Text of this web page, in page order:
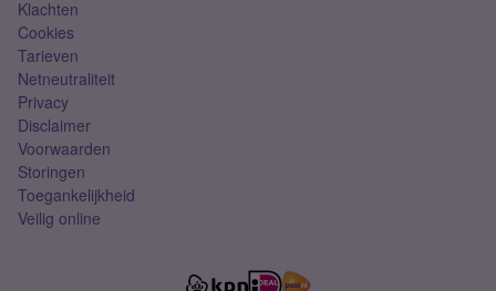
Klachten
Cookies
Tarieven
Netneutraliteit
Privacy
Disclaimer
Voorwaarden
Storingen
Toegankelijkheid
Veilig online